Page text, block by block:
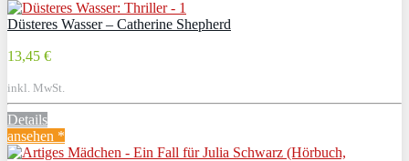
Düsteres Wasser – Catherine Shepherd
13,45 €
inkl. MwSt.
Details
ansehen *